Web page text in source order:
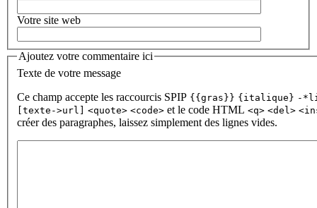
Votre site web
Ajoutez votre commentaire ici
Texte de votre message
Ce champ accepte les raccourcis SPIP {{gras}} {italique} -
[texte->url]
<quote> <code> et le code HTML <q> <del>
créer des paragraphes, laissez simplement des lignes vides.